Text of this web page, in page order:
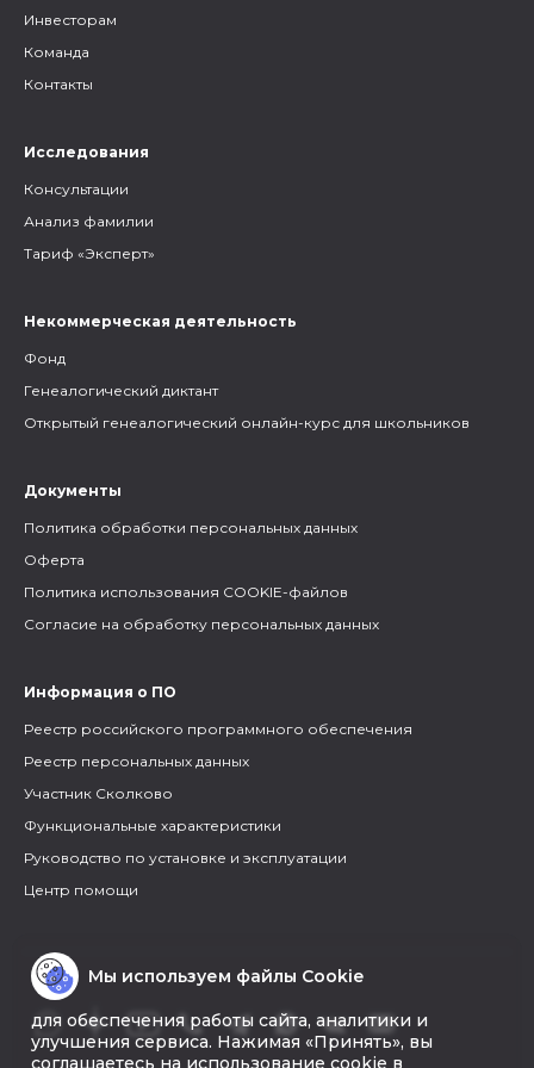
Инвесторам
Команда
Контакты
Исследования
Консультации
Анализ фамилии
Тариф «Эксперт»
Некоммерческая деятельность
Фонд
Генеалогический диктант
Открытый генеалогический онлайн-курс для школьников
Документы
Политика обработки персональных данных
Оферта
Политика использования COOKIE-файлов
Согласие на обработку персональных данных
Информация о ПО
Реестр российского программного обеспечения
Реестр персональных данных
Участник Сколково
Функциональные характеристики
Руководство по установке и эксплуатации
Центр помощи
Мы используем файлы Cookie
для обеспечения работы сайта, аналитики и
улучшения сервиса. Нажимая «Принять», вы
соглашаетесь на использование cookie в